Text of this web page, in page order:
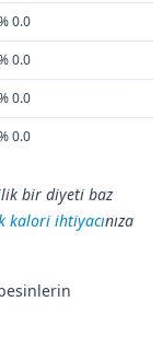
0.0
0.0
0.0
0.0
bir diyeti baz
kalori ihtiyacınıza